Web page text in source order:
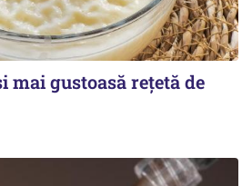
mai gustoasă rețetă de